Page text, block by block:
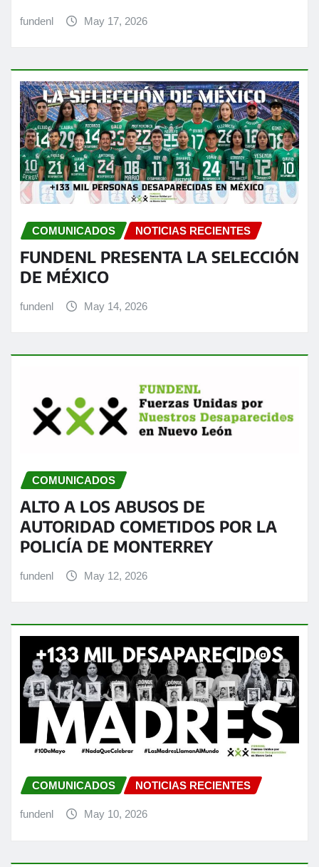
fundenl May 17, 2026
COMUNICADOS NOTICIAS RECIENTES
FUNDENL PRESENTA LA SELECCIÓN
DE MÉXICO
fundenl May 14, 2026
COMUNICADOS
ALTO A LOS ABUSOS DE
AUTORIDAD COMETIDOS POR LA
POLICÍA DE MONTERREY
fundenl May 12, 2026
COMUNICADOS NOTICIAS RECIENTES
fundenl May 10, 2026